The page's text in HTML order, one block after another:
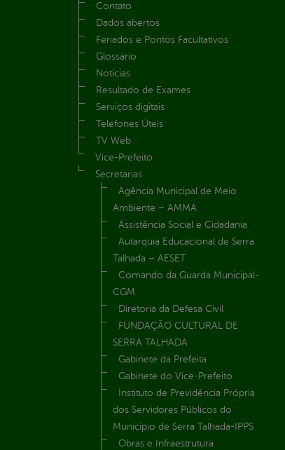
Contato
Dados abertos
Feriados e Pontos Facultativos
Glossário
Notícias
Resultado de Exames
Serviços digitais
Telefones Úteis
TV Web
Vice-Prefeito
Secretarias
Agência Municipal de Meio
Ambiente – AMMA
Assistência Social e Cidadania
Autarquia Educacional de Serra
Talhada – AESET
Comando da Guarda Municipal-
CGM
Diretoria da Defesa Civil
FUNDAÇÃO CULTURAL DE
SERRA TALHADA
Gabinete da Prefeita
Gabinete do Vice-Prefeito
Instituto de Previdência Própria
dos Servidores Públicos do
Município de Serra Talhada-IPPS
Obras e Infraestrutura